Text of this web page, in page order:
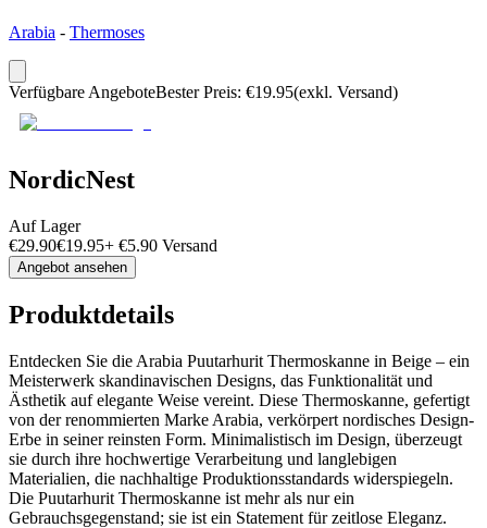
Arabia - Thermoses
Verfügbare AngeboteBester Preis: €19.95(exkl. Versand)
NordicNest
Auf Lager
€29.90€19.95+ €5.90 Versand
Angebot ansehen
Produktdetails
Entdecken Sie die Arabia Puutarhurit Thermoskanne in Beige – ein
Meisterwerk skandinavischen Designs, das Funktionalität und
Ästhetik auf elegante Weise vereint. Diese Thermoskanne, gefertigt
von der renommierten Marke Arabia, verkörpert nordisches Design-
Erbe in seiner reinsten Form. Minimalistisch im Design, überzeugt
sie durch ihre hochwertige Verarbeitung und langlebigen
Materialien, die nachhaltige Produktionsstandards widerspiegeln.
Die Puutarhurit Thermoskanne ist mehr als nur ein
Gebrauchsgegenstand; sie ist ein Statement für zeitlose Eleganz.